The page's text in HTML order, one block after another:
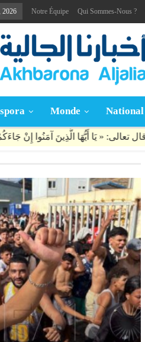
Notre Équipe Qui Sommes-Nous ?
Monde National